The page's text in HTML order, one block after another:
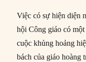
Việc có sự hiện diện
hội Công giáo có
cuộc khủng hoảng
bách của giáo hoàng